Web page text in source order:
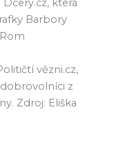
která
Barbory
vězni.cz,
z
Zdroj: Eliška